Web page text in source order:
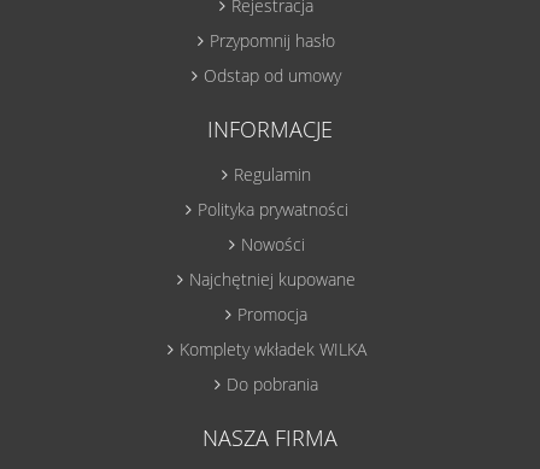
Rejestracja
Przypomnij hasło
Odstap od umowy
INFORMACJE
Regulamin
Polityka prywatności
Nowości
Najchętniej kupowane
Promocja
Komplety wkładek WILKA
Do pobrania
NASZA FIRMA